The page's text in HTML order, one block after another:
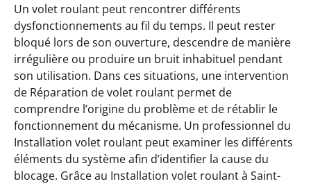
Un volet roulant peut rencontrer différents
dysfonctionnements au fil du temps. Il peut rester
bloqué lors de son ouverture, descendre de manière
irrégulière ou produire un bruit inhabituel pendant
son utilisation. Dans ces situations, une intervention
de Réparation de volet roulant permet de
comprendre l’origine du problème et de rétablir le
fonctionnement du mécanisme. Un professionnel du
Installation volet roulant peut examiner les différents
éléments du système afin d’identifier la cause du
blocage. Grâce au Installation volet roulant à Saint-